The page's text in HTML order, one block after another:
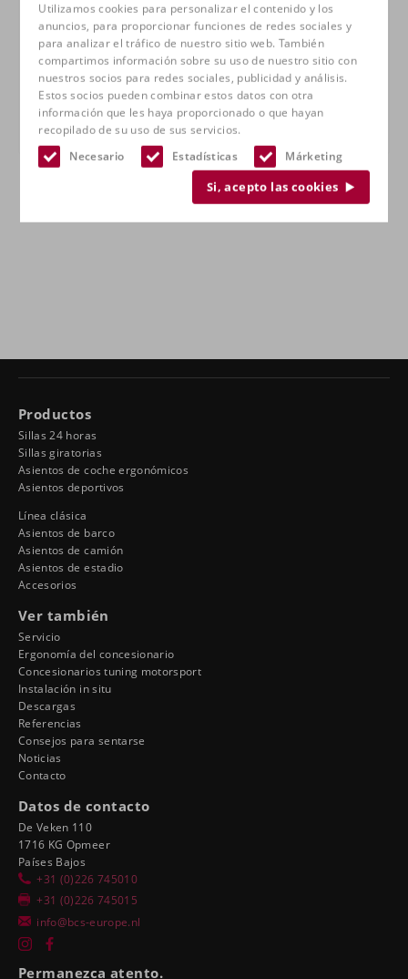
Utilizamos cookies para personalizar el contenido y los
anuncios, para proporcionar funciones de redes sociales y
para analizar el tráfico de nuestro sitio web. También
compartimos información sobre su uso de nuestro sitio con
nuestros socios para redes sociales, publicidad y análisis.
Estos socios pueden combinar estos datos con otra
información que les haya proporcionado o que hayan
recopilado de su uso de sus servicios.
Necesario
Estadísticas Márketing
Si, acepto las cookies
RECARO Cross Sportster CS
Productos
Sillas 24 horas
Sillas giratorias
Asientos de coche ergonómicos
Asientos deportivos
Línea clásica
Asientos de barco
Asientos de camión
Asientos de estadio
Accesorios
Ver también
Servicio
Ergonomía del concesionario
Concesionarios tuning motorsport
Instalación in situ
Descargas
Referencias
Consejos para sentarse
Noticias
Contacto
Datos de contacto
De Veken 110
1716 KG Opmeer
Países Bajos
+31 (0)226 745010
+31 (0)226 745015
info@bcs-europe.nl
Permanezca atento.